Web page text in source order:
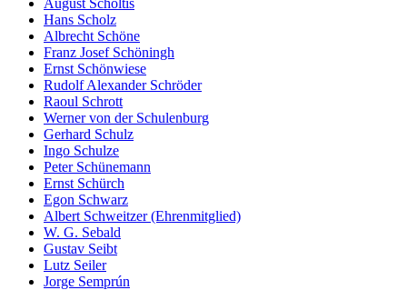
Hans Scholz
Albrecht Schöne
Franz Josef Schöningh
Ernst Schönwiese
Rudolf Alexander Schröder
Raoul Schrott
Werner von der Schulenburg
Gerhard Schulz
Ingo Schulze
Peter Schünemann
Ernst Schürch
Egon Schwarz
Albert Schweitzer (Ehrenmitglied)
W. G. Sebald
Gustav Seibt
Lutz Seiler
Jorge Semprún